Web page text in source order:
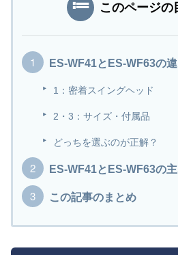
このページの
ES-WF41とES-WF63の違
1：密着スイングヘッド
2・3：サイズ・付属品
どっちを選ぶのが正解？
ES-WF41とES-WF63の
この記事のまとめ